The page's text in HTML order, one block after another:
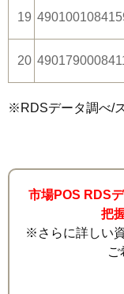
19
20
※RDSデータ調べ/
市場POS RDS
把
※さらに詳しい
ご